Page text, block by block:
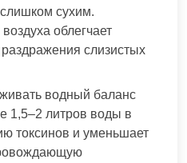
сухим.
облегчает
слизистых
водный баланс
1,5–2 литров воды в
токсинов и уменьшает